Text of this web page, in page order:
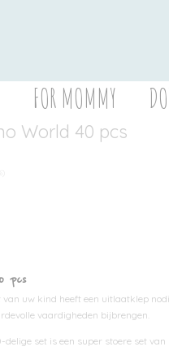
FOR MOMMY
World 40 pcs
pcs
uw kind heeft een uitlaatklep
vaardigheden bijbrengen.
delige set is een super stoere set